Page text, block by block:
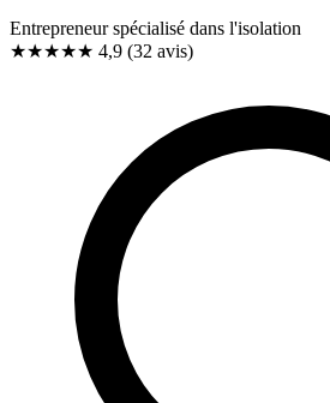
Entrepreneur spécialisé dans l'isolation
★★★★★ 4,9 (32 avis)